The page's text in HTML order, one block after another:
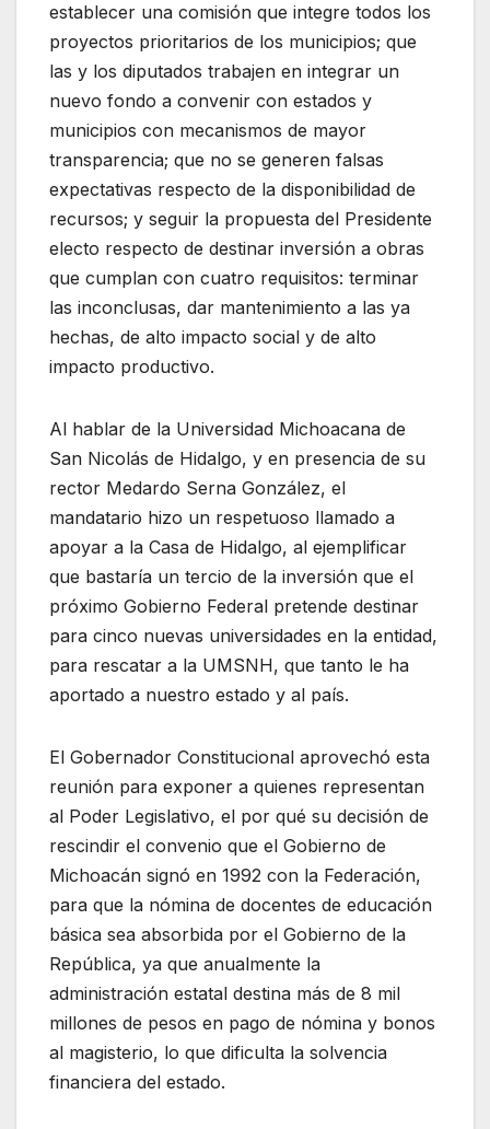
establecer una comisión que integre todos los
proyectos prioritarios de los municipios; que
las y los diputados trabajen en integrar un
nuevo fondo a convenir con estados y
municipios con mecanismos de mayor
transparencia; que no se generen falsas
expectativas respecto de la disponibilidad de
recursos; y seguir la propuesta del Presidente
electo respecto de destinar inversión a obras
que cumplan con cuatro requisitos: terminar
las inconclusas, dar mantenimiento a las ya
hechas, de alto impacto social y de alto
impacto productivo.
Al hablar de la Universidad Michoacana de
San Nicolás de Hidalgo, y en presencia de su
rector Medardo Serna González, el
mandatario hizo un respetuoso llamado a
apoyar a la Casa de Hidalgo, al ejemplificar
que bastaría un tercio de la inversión que el
próximo Gobierno Federal pretende destinar
para cinco nuevas universidades en la entidad,
para rescatar a la UMSNH, que tanto le ha
aportado a nuestro estado y al país.
El Gobernador Constitucional aprovechó esta
reunión para exponer a quienes representan
al Poder Legislativo, el por qué su decisión de
rescindir el convenio que el Gobierno de
Michoacán signó en 1992 con la Federación,
para que la nómina de docentes de educación
básica sea absorbida por el Gobierno de la
República, ya que anualmente la
administración estatal destina más de 8 mil
millones de pesos en pago de nómina y bonos
al magisterio, lo que dificulta la solvencia
financiera del estado.